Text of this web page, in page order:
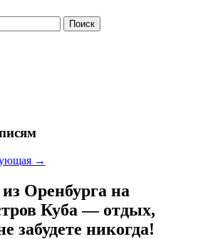
→
Оренбурга на
Куба — отдых,
забудете никогда!